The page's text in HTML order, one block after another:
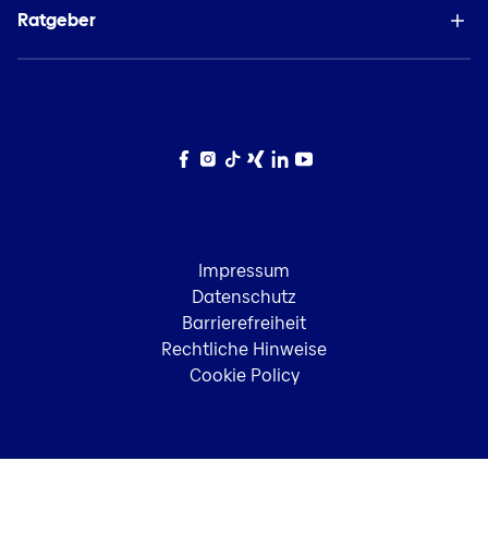
Ratgeber
Facebook
Instagram
TikTokXingLinkedIn
YouTube
Impressum
Datenschutz
Barrierefreiheit
Rechtliche Hinweise
Cookie Policy